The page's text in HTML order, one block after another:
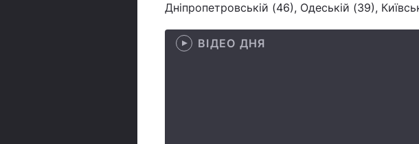
Дніпропетровській (46), Одеській (39),
ВІДЕО ДНЯ